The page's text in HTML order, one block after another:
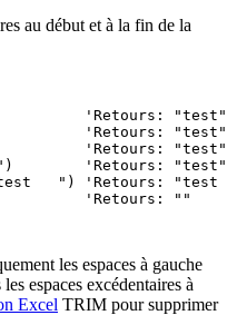
au début et à la fin de la
'Retours: "test"
'Retours: "test"
'Retours: "test"
'Retours: "test"
") 'Retours: "test
'Retours: ""
les espaces à gauche
espaces excédentaires à
Excel TRIM pour supprimer